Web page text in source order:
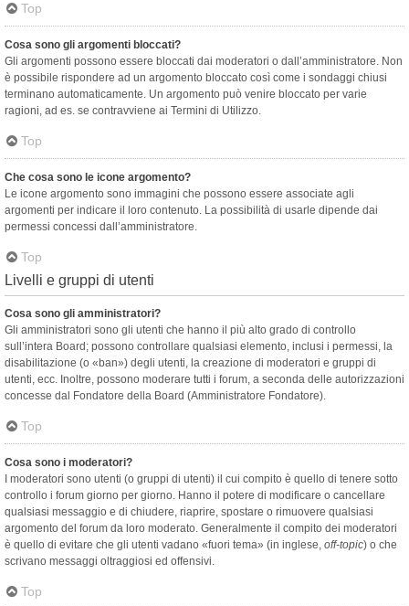
Top
Cosa sono gli argomenti bloccati?
Gli argomenti possono essere bloccati dai moderatori o dall’amministratore. Non
è possibile rispondere ad un argomento bloccato così come i sondaggi chiusi
terminano automaticamente. Un argomento può venire bloccato per varie
ragioni, ad es. se contravviene ai Termini di Utilizzo.
Top
Che cosa sono le icone argomento?
Le icone argomento sono immagini che possono essere associate agli
argomenti per indicare il loro contenuto. La possibilità di usarle dipende dai
permessi concessi dall’amministratore.
Top
Livelli e gruppi di utenti
Cosa sono gli amministratori?
Gli amministratori sono gli utenti che hanno il più alto grado di controllo
sull’intera Board; possono controllare qualsiasi elemento, inclusi i permessi, la
disabilitazione (o «ban») degli utenti, la creazione di moderatori e gruppi di
utenti, ecc. Inoltre, possono moderare tutti i forum, a seconda delle autorizzazioni
concesse dal Fondatore della Board (Amministratore Fondatore).
Top
Cosa sono i moderatori?
I moderatori sono utenti (o gruppi di utenti) il cui compito è quello di tenere sotto
controllo i forum giorno per giorno. Hanno il potere di modificare o cancellare
qualsiasi messaggio e di chiudere, riaprire, spostare o rimuovere qualsiasi
argomento del forum da loro moderato. Generalmente il compito dei moderatori
è quello di evitare che gli utenti vadano «fuori tema» (in inglese, off-topic) o che
scrivano messaggi oltraggiosi ed offensivi.
Top